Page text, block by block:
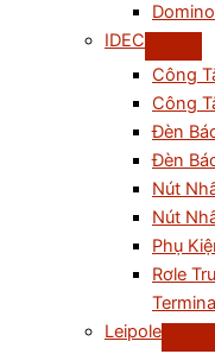
IDEC
Công
Công
Đèn
Đèn
Nút
Nút
Phụ
Rơle
Leipole